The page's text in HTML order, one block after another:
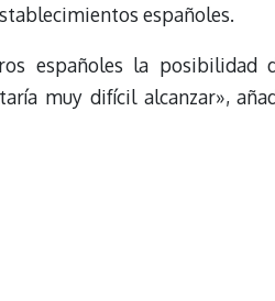
españoles.
españoles la posibilidad
muy difícil alcanzar»,